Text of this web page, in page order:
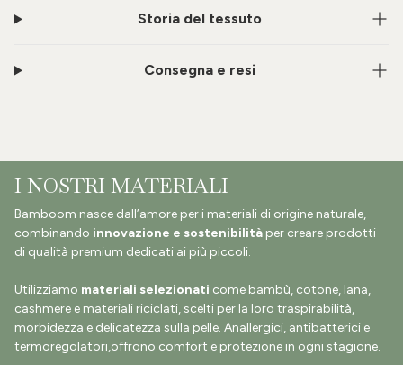
Storia del tessuto
Consegna e resi
I NOSTRI MATERIALI
Bamboom nasce dall’amore per i materiali di origine naturale,
combinando innovazione e sostenibilità per creare prodotti
di qualità premium dedicati ai più piccoli.
Utilizziamo materiali selezionati come bambù, cotone, lana,
cashmere e materiali riciclati, scelti per la loro traspirabilità,
morbidezza e delicatezza sulla pelle. Anallergici, antibatterici e
termoregolatori,offrono comfort e protezione in ogni stagione.
Iscriviti per scoprire i vantaggi di far
parte della nostra Community e
ricevere un codice sconto del valore di
10€